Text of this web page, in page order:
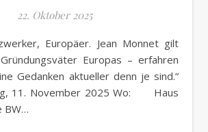
22. Oktober 2025
Europas – erfahren
Gedanken aktueller denn je sind.“
11. November 2025 Wo: Haus
BW…